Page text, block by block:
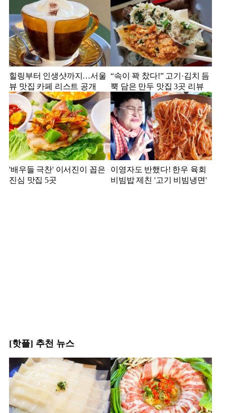
힐링부터 인생샷까지…서울
뷰 맛집 카페 리스트 공개
“속이 꽉 찼다!” 고기·김치 듬
뿍 담은 만두 맛집 3곳 리뷰
'배우들 극찬' 이서진이 꼽은
진심 맛집 5곳
이영자도 반했다! 한우 육회
비빔밥 제친 '고기 비빔냉면'
[핫플] 추천 뉴스